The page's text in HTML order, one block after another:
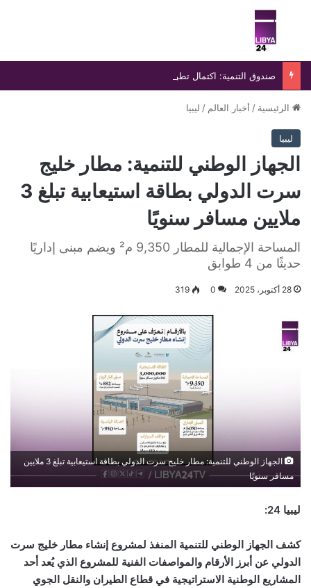
بحث عن
الرئيسية / أخبار العالم / ليبيا
ليبيا
الجهاز الوطني للتنمية: مطار خليج
سرت الدولي بطاقة استيعابية تبلغ 3
ملايين مسافر سنويًا
المساحة الإجمالية للمطار 9,350 م² ويضم مبنى إداريًا
حديثًا من 4 طوابق
28 أكتوبر، 2025 0
319
الجهاز الوطني للتنمية: مطار خليج سرت الدولي بطاقة استيعابية تبلغ 3 ملايين
مسافر سنويًا
ليبيا 24:
كشف الجهاز الوطني للتنمية المنفذ لمشروع إنشاء مطار خليج سرت
الدولي عن أبرز الأرقام والمواصفات الفنية للمشروع الذي يُعد أحد
المشاريع الوطنية الاستراتيجية في قطاع الطيران والنقل الجوي